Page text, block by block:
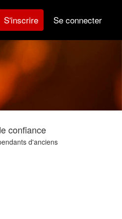
S'inscrire Se connecter
confiance
d'anciens